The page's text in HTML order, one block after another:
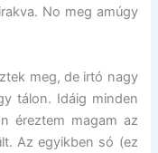
No meg amúgy
meg, de irtó nagy
tálon. Idáig minden
éreztem magam az
Az egyikben só (ez